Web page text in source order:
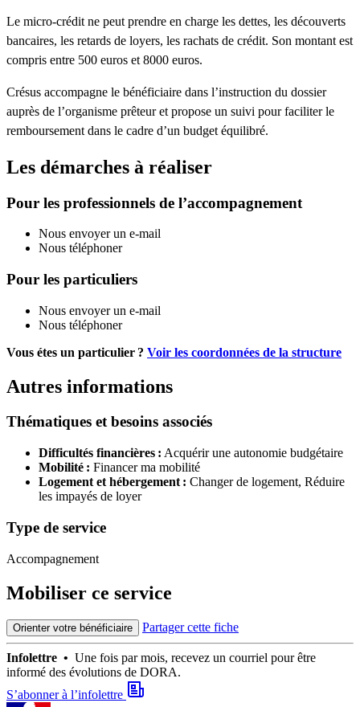
Le micro-crédit ne peut prendre en charge les dettes, les découverts
bancaires, les retards de loyers, les rachats de crédit. Son montant est
compris entre 500 euros et 8000 euros.
Crésus accompagne le bénéficiaire dans l’instruction du dossier
auprès de l’organisme prêteur et propose un suivi pour faciliter le
remboursement dans le cadre d’un budget équilibré.
Les démarches à réaliser
Pour les professionnels de l’accompagnement
Nous envoyer un e-mail
Nous téléphoner
Pour les particuliers
Nous envoyer un e-mail
Nous téléphoner
Vous étes un particulier ? Voir les coordonnées de la structure
Autres informations
Thématiques et besoins associés
Difficultés financières : Acquérir une autonomie budgétaire
Mobilité : Financer ma mobilité
Logement et hébergement : Changer de logement, Réduire
les impayés de loyer
Type de service
Accompagnement
Mobiliser ce service
Orienter votre bénéficiaire Partager cette fiche
Infolettre • Une fois par mois, recevez un courriel pour être
informé des évolutions de DORA.
S’abonner à l’infolettre